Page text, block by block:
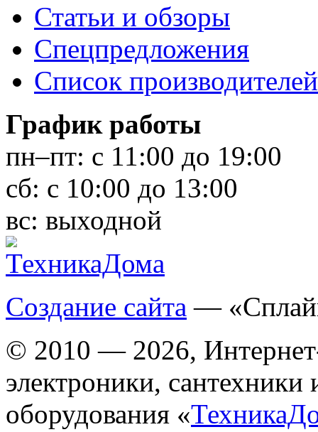
Статьи и обзоры
Спецпредложения
Список производителей
График работы
пн–пт: с 11:00 до 19:00
сб: с 10:00 до 13:00
вс: выходной
Создание сайта —
© 2010 — 2026,
электроники, сантехники
оборудования «